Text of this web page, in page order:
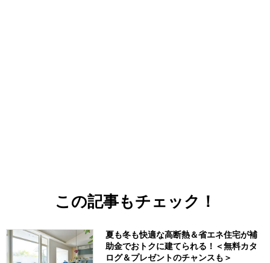
この記事もチェック！
夏も冬も快適な高断熱＆省エネ住宅が補
助金でおトクに建てられる！＜無料カタ
ログ＆プレゼントのチャンスも＞